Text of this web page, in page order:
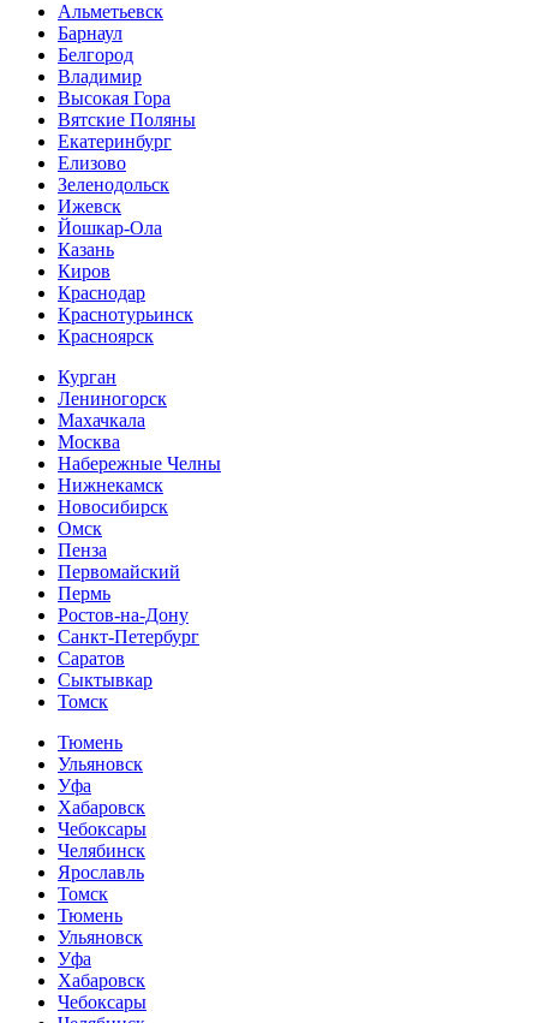
Альметьевск
Барнаул
Белгород
Владимир
Высокая Гора
Вятские Поляны
Екатеринбург
Елизово
Зеленодольск
Ижевск
Йошкар-Ола
Казань
Киров
Краснодар
Краснотурьинск
Красноярск
Курган
Лениногорск
Махачкала
Москва
Набережные Челны
Нижнекамск
Новосибирск
Омск
Пенза
Первомайский
Пермь
Ростов-на-Дону
Санкт-Петербург
Саратов
Сыктывкар
Томск
Тюмень
Ульяновск
Уфа
Хабаровск
Чебоксары
Челябинск
Ярославль
Томск
Тюмень
Ульяновск
Уфа
Хабаровск
Чебоксары